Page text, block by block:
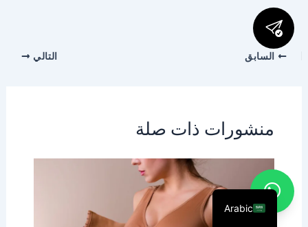
السابق التالي
منشورات ذات صلة
Arabic